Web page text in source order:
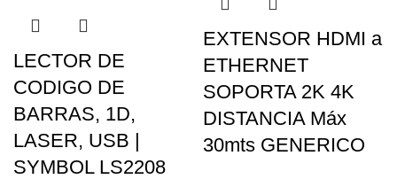
LECTOR DE
CODIGO DE
BARRAS, 1D,
LASER, USB |
SYMBOL LS2208
EXTENSOR HDMI a
ETHERNET
SOPORTA 2K 4K
DISTANCIA Máx
30mts GENERICO